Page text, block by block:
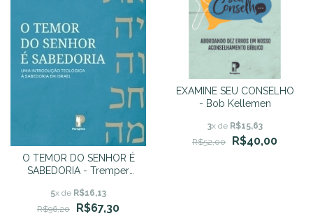
O TEMOR DO SENHOR É
SABEDORIA - Tremper
5x de R$16,13
R$96,20
R$67,30
EXAMINE SEU CONSELHO
- Bob Kellemen
3x de R$15,63
R$52,00
R$40,00